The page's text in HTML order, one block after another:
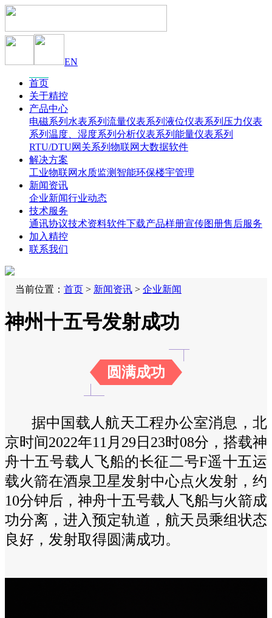
EN
首页
关于精控
产品中心
电磁系列 水表系列 流量仪表系列 液位仪表系列 压力仪表
系列 温度、湿度系列 分析仪表系列 能量仪表系列
RTU/DTU网关系列 物联网大数据软件
解决方案
工业物联网 水质监测 智能环保楼宇管理
新闻资讯
企业新闻行业动态
技术服务
通讯协议技术资料软件下载产品样册宣传图册售后服务
加入精控
联系我们
当前位置： 首页 > 新闻资讯 > 企业新闻
神州十五号发射成功
圆满成功
据中国载人航天工程办公室消息，北
京时间2022年11月29日23时08分，搭载神
舟十五号载人飞船的长征二号F遥十五运
载火箭在酒泉卫星发射中心点火发射，约
10分钟后，神舟十五号载人飞船与火箭成
功分离，进入预定轨道，航天员乘组状态
良好，发射取得圆满成功。